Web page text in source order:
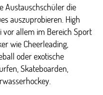
Austauschschüler die
auszuprobieren. High
vor allem im Bereich Sport
wie Cheerleading,
oder exotische
Skateboarden,